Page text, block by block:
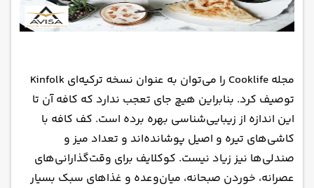
مجله Cooklife را می‌توان به عنوان نسخه ترکیه‌ای Kinfolk
توصیف کرد. بنابراین هیچ جای تعجب ندارد که کافه آن تا
این اندازه از زیبایی‌شناسی بهره برده است. کف کافه با
کاشی‌های تیره و اصیل پوشانده‌اند و تعداد میز و
صندلی‌ها نیز زیاد نیست. کوکلایف برای وقت‌گذارانی‌های
عصرانه، خوردن صبحانه، میان‌وعده و غذاهای سبک بسیار